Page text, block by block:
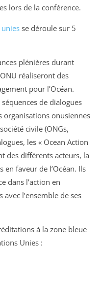
lors de la conférence.
se déroule sur 5
plénières durant
réaliseront des
pour l’Océan.
de dialogues
organisations onusiennes
civile (ONGs,
les « Ocean Action
des différents acteurs, la
faveur de l’Océan. Ils
dans l’action en
l’ensemble de ses
à la zone bleue
Unies :